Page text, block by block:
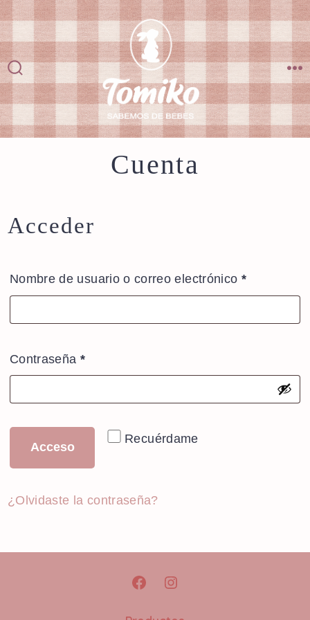
Saltar
al
contenido
Alternar
la
búsqueda
Cuenta
Acceder
Nombre de usuario o correo electrónico *Obligatorio
Contraseña *Obligatorio
Recuérdame
Acceso
¿Olvidaste la contraseña?
Abrir
Facebook
Abrir